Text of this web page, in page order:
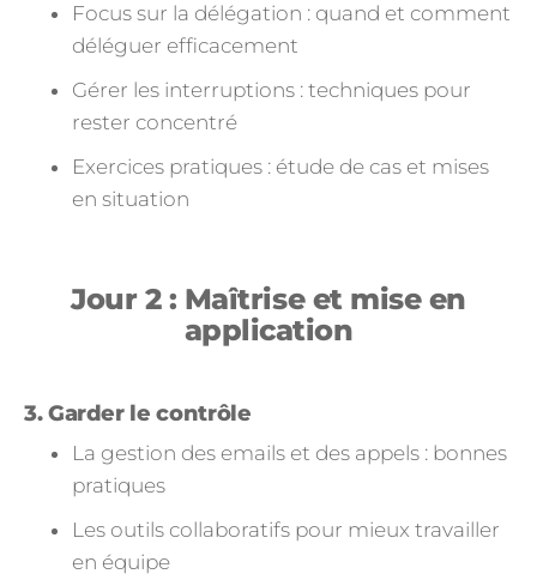
Focus sur la délégation : quand et comment
déléguer efficacement
Gérer les interruptions : techniques pour
rester concentré
Exercices pratiques : étude de cas et mises
en situation
Jour 2 : Maîtrise et mise en
application
3. Garder le contrôle
La gestion des emails et des appels : bonnes
pratiques
Les outils collaboratifs pour mieux travailler
en équipe